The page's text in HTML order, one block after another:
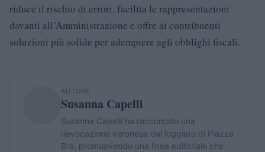
riduce il rischio di errori, facilita le rappresentazioni
davanti all’Amministrazione e offre ai contribuenti
soluzioni più solide per adempiere agli obblighi fiscali.
AUTORE
Susanna Capelli
Susanna Capelli ha raccontato una
rievocazione veronese dal loggiato di Piazza
Bra, promuovendo una linea editoriale che